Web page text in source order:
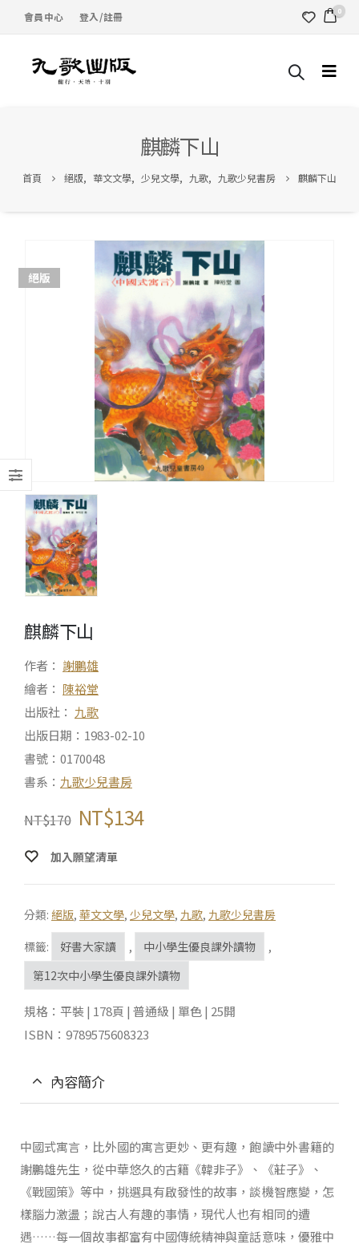
會員中心 登入/註冊 0
麒麟下山
首頁 絕版, 華文文學, 少兒文學, 九歌, 九歌少兒書房 麒麟下山
絕版
麒麟下山
作者： 謝鵬雄
繪者： 陳裕堂
出版社： 九歌
出版日期：1983-02-10
書號：0170048
書系： 九歌少兒書房
NT$170 NT$134
加入願望清單
分類: 絕版, 華文文學, 少兒文學, 九歌, 九歌少兒書房
標籤:
好書大家讀 , 中小學生優良課外讀物
,
第12次中小學生優良課外讀物
規格：平裝 | 178頁 | 普通級 | 單色 | 25開
ISBN：9789575608323
內容簡介
中國式寓言，比外國的寓言更妙、更有趣，飽讀中外書籍的
謝鵬雄先生，從中華悠久的古籍《韓非子》、《莊子》、
《戰國策》等中，挑選具有啟發性的故事，談機智應變，怎
樣腦力激盪；說古人有趣的事情，現代人也有相同的遭
遇……每一個故事都富有中國傳統精神與童話意味，優雅中